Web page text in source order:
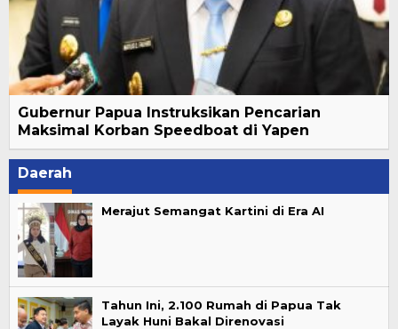
Gubernur Papua Instruksikan Pencarian
Maksimal Korban Speedboat di Yapen
Daerah
Merajut Semangat Kartini di Era AI
Tahun Ini, 2.100 Rumah di Papua Tak
Layak Huni Bakal Direnovasi